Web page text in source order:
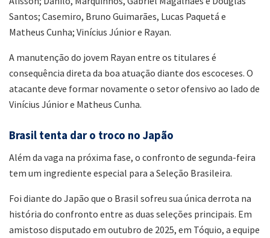
Santos; Casemiro, Bruno Guimarães, Lucas Paquetá e
Matheus Cunha; Vinícius Júnior e Rayan.
A manutenção do jovem Rayan entre os titulares é
consequência direta da boa atuação diante dos escoceses. O
atacante deve formar novamente o setor ofensivo ao lado de
Vinícius Júnior e Matheus Cunha.
Brasil tenta dar o troco no Japão
Além da vaga na próxima fase, o confronto de segunda-feira
tem um ingrediente especial para a Seleção Brasileira.
Foi diante do Japão que o Brasil sofreu sua única derrota na
história do confronto entre as duas seleções principais. Em
amistoso disputado em outubro de 2025, em Tóquio, a equipe